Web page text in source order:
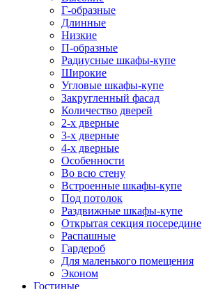
Г-образные
Длинные
Низкие
П-образные
Радиусные шкафы-купе
Широкие
Угловые шкафы-купе
Закругленный фасад
Количество дверей
2-х дверные
3-х дверные
4-х дверные
Особенности
Во всю стену
Встроенные шкафы-купе
Под потолок
Раздвижные шкафы-купе
Открытая секция посередине
Распашные
Гардероб
Для маленького помещения
Эконом
Гостиные